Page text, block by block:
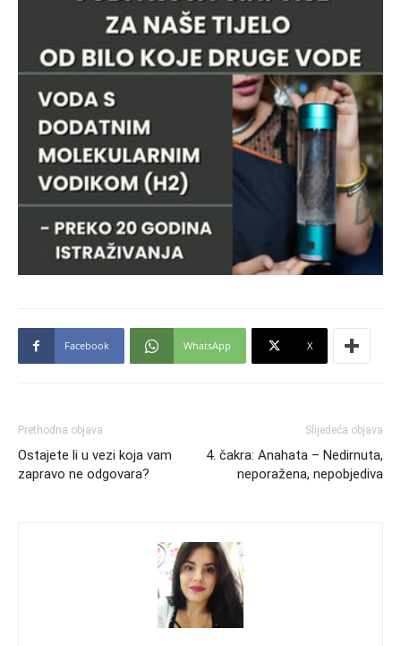
Facebook WhatsApp X
Prethodna objava
Ostajete li u vezi koja vam
zapravo ne odgovara?
Slijedeća objava
4. čakra: Anahata – Nedirnuta,
neporažena, nepobjediva